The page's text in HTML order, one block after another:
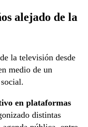
alejado de la
la televisión desde
medio de un
en plataformas
distintas